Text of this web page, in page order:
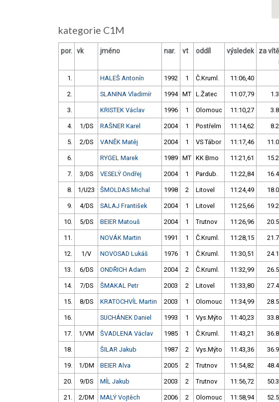
kategorie C1M
por. vk jméno nar. vt oddíl výsledek
za
1. HALEŠ Antonín 1992 1 Č.Kruml. 11:06,40
2. SLANINA Vladimír 1994 MT L.Žatec 11:07,79
3. KRISTEK Václav 1996 1 Olomouc 11:10,27
4. 1/DS RAŠNER Karel 2004 1 Postřelm 11:14,62
5. 2/DS VANĚK Matěj 2004 1 VS Tábor 11:17,46
6. RYGEL Marek 1989 MT KK Brno 11:21,61
7. 3/DS VESELÝ Ondřej 2004 1 Pardub. 11:22,84
8. 1/U23 ŠMOLDAS Michal 1998 2 Litovel 11:24,49
9. 4/DS SALAJ František 2004 1 Litovel 11:25,66
10. 5/DS BEIER Matouš 2004 1 Trutnov 11:26,96
11. NOVÁK Martin 1991 1 Č.Kruml. 11:28,15
12. 1/V NOVOSAD Lukáš 1976 1 Č.Kruml. 11:30,51
13. 6/DS ONDŘICH Adam 2004 2 Č.Kruml. 11:32,99
14. 7/DS ŠMAKAL Petr 2003 2 Litovel 11:33,80
15. 8/DS KRATOCHVÍL Martin 2003 1 Olomouc 11:34,99
16. SUCHÁNEK Daniel 1993 1 Vys.Mýto 11:40,23
17. 1/VM ŠVADLENA Václav 1985 1 Č.Kruml. 11:43,21
18. ŠILAR Jakub 1987 2 Vys.Mýto 11:43,36
19. 1/DM BEIER Alva 2005 2 Trutnov 11:54,82
20. 9/DS MÍL Jakub 2003 2 Trutnov 11:56,72
21. 2/DM MALÝ Vojtěch 2006 2 Olomouc 11:58,94